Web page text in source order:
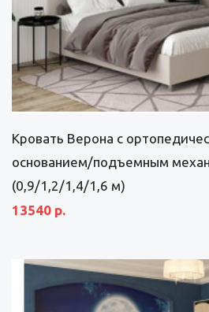
Кровать Верона с
основанием/подъемным
(0,9/1,2/1,4/1,6 м)
13540 р.